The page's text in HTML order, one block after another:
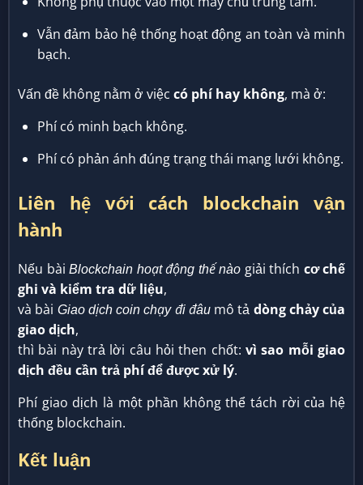
Vẫn đảm bảo hệ thống hoạt động an toàn và minh
bạch.
Vấn đề không nằm ở việc có phí hay không, mà ở:
Phí có minh bạch không.
Phí có phản ánh đúng trạng thái mạng lưới không.
Liên hệ với cách blockchain vận
hành
Nếu bài Blockchain hoạt động thế nào giải thích cơ chế
ghi và kiểm tra dữ liệu,
và bài Giao dịch coin chạy đi đâumô tả dòng chảy của
giao dịch,
thì bài này trả lời câu hỏi then chốt: vì sao mỗi giao
dịch đều cần trả phí để được xử lý.
Phí giao dịch là một phần không thể tách rời của hệ
thống blockchain.
Kết luận